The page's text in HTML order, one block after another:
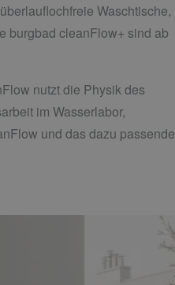
Waschtische,
burgbad cleanFlow+ sind ab
nutzt die Physik des
im Wasserlabor,
und das dazu passende